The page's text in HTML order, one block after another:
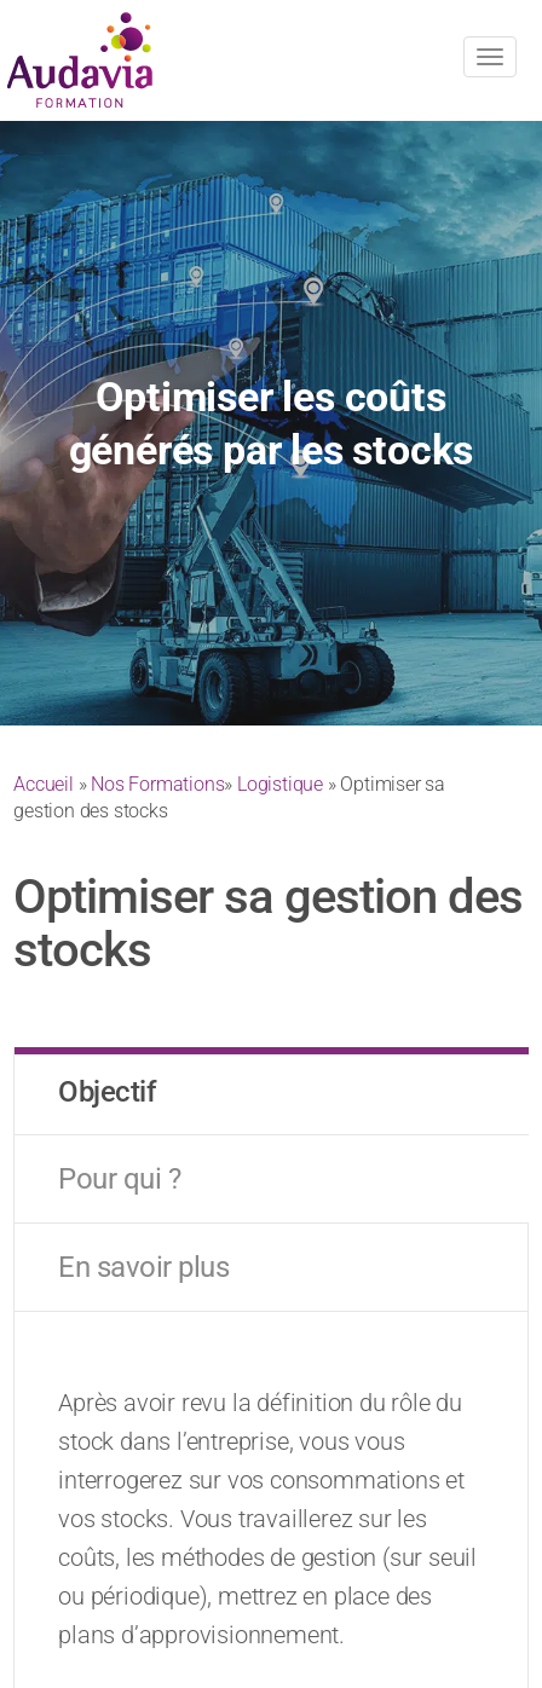
Optimiser les coûts
générés par les stocks
Accueil » Nos Formations» Logistique » Optimiser sa
gestion des stocks
Optimiser sa gestion des
stocks
Objectif
Pour qui ?
En savoir plus
Après avoir revu la définition du rôle du
stock dans l’entreprise, vous vous
interrogerez sur vos consommations et
vos stocks. Vous travaillerez sur les
coûts, les méthodes de gestion (sur seuil
ou périodique), mettrez en place des
plans d’approvisionnement.